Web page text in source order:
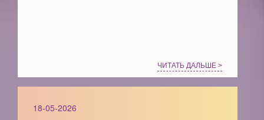
ЧИТАТЬ ДАЛЬШЕ >
18-05-2026